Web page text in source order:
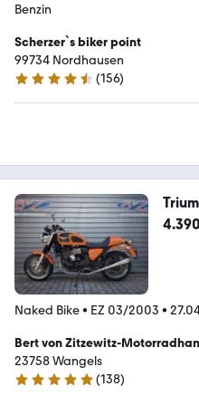
Benzin
Scherzer`s biker point
99734 Nordhausen
4.7 Sterne
(156)
Naked Bike• EZ 03/2003 •
Bert von Zitzewitz-
23758 Wangels
4.8 Sterne
(138)